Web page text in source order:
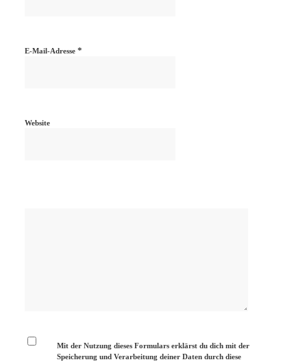
E-Mail-Adresse *
Website
Mit der Nutzung dieses Formulars erklärst du dich mit der
Speicherung und Verarbeitung deiner Daten durch diese